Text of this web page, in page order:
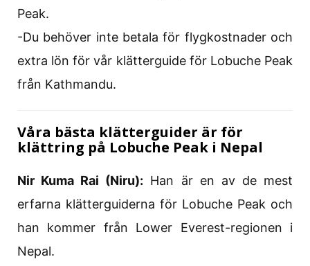
Peak.
-Du behöver inte betala för flygkostnader och
extra lön för vår klätterguide för Lobuche Peak
från Kathmandu.
Våra bästa klätterguider är för
klättring på Lobuche Peak i Nepal
Nir Kuma Rai (Niru): Han är en av de mest
erfarna klätterguiderna för Lobuche Peak och
han kommer från Lower Everest-regionen i
Nepal.